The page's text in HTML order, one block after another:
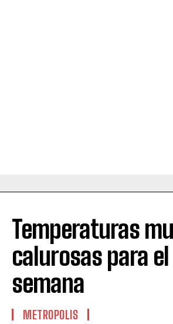
Temperaturas
calurosas para
semana
METROPOLIS